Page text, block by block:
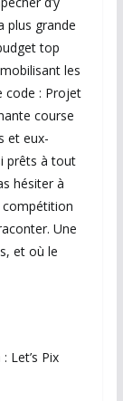
plus grande
top
les
code : Projet
course
et eux-
prêts à tout
hésiter à
compétition
Une
et où le
Let’s Pix